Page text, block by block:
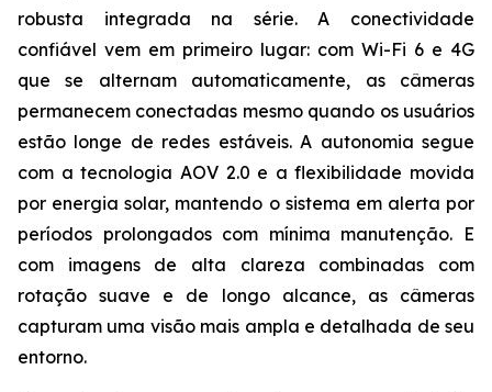
robusta integrada na série. A conectividade
confiável vem em primeiro lugar: com Wi-Fi 6 e 4G
que se alternam automaticamente, as câmeras
permanecem conectadas mesmo quando os usuários
estão longe de redes estáveis. A autonomia segue
com a tecnologia AOV 2.0 e a flexibilidade movida
por energia solar, mantendo o sistema em alerta por
períodos prolongados com mínima manutenção. E
com imagens de alta clareza combinadas com
rotação suave e de longo alcance, as câmeras
capturam uma visão mais ampla e detalhada de seu
entorno.